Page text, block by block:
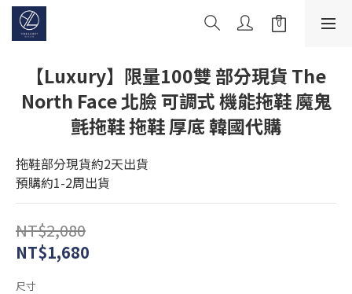
【Luxury】限量100雙 部分現貨 The
North Face 北臉 可調式 機能拖鞋 魔鬼
氈拖鞋 拖鞋 厚底 韓國代購
拖鞋部分現貨約2天出貨
預購約1-2周出貨
NT$2,080
NT$1,680
尺寸